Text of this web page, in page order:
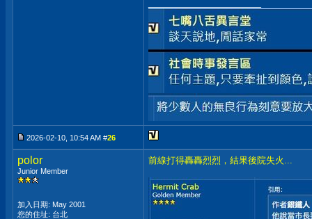
2026-02-10, 10:54 AM #26
polor
Junior Member
加入日期: May 2001
您的住址: 台北
前線打得轟轟烈烈，結果後院失火...